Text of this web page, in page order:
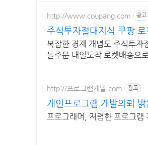
http://www.coupang.com 광고
주식투자절대지식 쿠팡
복잡한 경제 개념도 주식투
늘주문 내일도착 로켓배송으
http://프로그램개발.com 광고
개인프로그램 개발의뢰 밝
프로그래머, 저렴한 프로그